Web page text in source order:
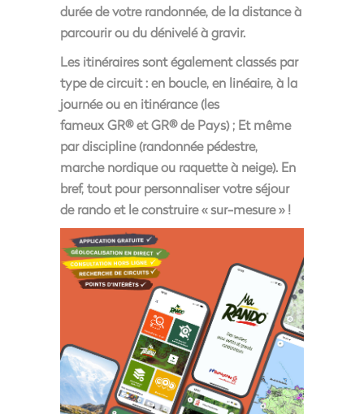
durée de votre randonnée, de la distance à
parcourir ou du dénivelé à gravir.
Les itinéraires sont également classés par
type de circuit : en boucle, en linéaire, à la
journée ou en itinérance (les
fameuxGR®etGR® de Pays) ; Et même
par discipline (randonnée pédestre,
marche nordique ou raquette à neige). En
bref, tout pour personnaliser votre séjour
de rando et le construire « sur-mesure » !